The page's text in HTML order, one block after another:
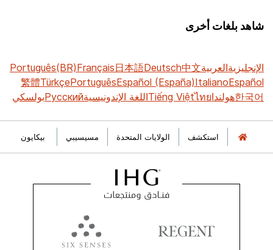
شاهد بلغات أخرى
الإنجليزيةالعربية中文
Deutsch
日本語
Français
Português(BR)
Español
Italiano
Español (España)
Português
Türkçe
繁體
한국어هولنداไทย
Tiếng Việtاللغة الإندونيسيةРусскийبولسكي
استكشف الولايات المتحدة مسيسيبي بيكايون